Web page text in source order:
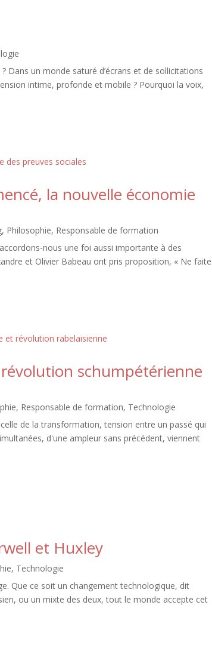
Dans un monde saturé d’écrans et de sollicitations
intime, profonde et mobile ? Pourquoi la voix,
la nouvelle économie
, Philosophie, Responsable de formation
nous une foi aussi importante à des
et Olivier Babeau ont pris proposition, « Ne
schumpétérienne
, Responsable de formation, Technologie
de la transformation, tension entre un passé qui
d'une ampleur sans précédent, viennent
et Huxley
, Technologie
Que ce soit un changement technologique, dit
ou un mixte des deux, tout le monde accepte cet